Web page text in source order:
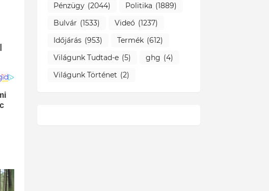
Pénzügy (2044) Politika (1889)
Bulvár (1533) Videó (1237)
Időjárás (953) Termék (612)
Világunk Tudtad-e (5) ghg (4)
Világunk Történet (2)